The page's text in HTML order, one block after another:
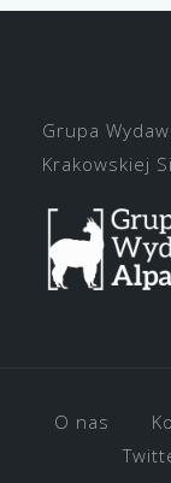
Grupa
Krakowskiej
O nas